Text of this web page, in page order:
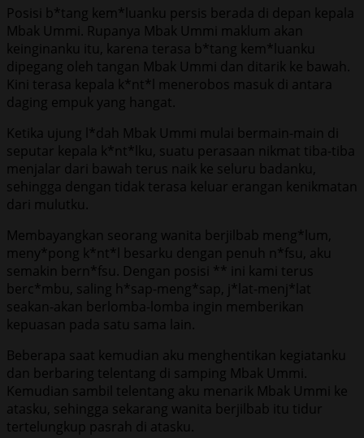
Posisi b*tang kem*luanku persis berada di depan kepala
Mbak Ummi. Rupanya Mbak Ummi maklum akan
keinginanku itu, karena terasa b*tang kem*luanku
dipegang oleh tangan Mbak Ummi dan ditarik ke bawah.
Kini terasa kepala k*nt*l menerobos masuk di antara
daging empuk yang hangat.
Ketika ujung l*dah Mbak Ummi mulai bermain-main di
seputar kepala k*nt*lku, suatu perasaan nikmat tiba-tiba
menjalar dari bawah terus naik ke seluru badanku,
sehingga dengan tidak terasa keluar erangan kenikmatan
dari mulutku.
Membayangkan seorang wanita berjilbab meng*lum,
meny*pong k*nt*l besarku dengan penuh n*fsu, aku
semakin bern*fsu. Dengan posisi ** ini kami terus
berc*mbu, saling h*sap-meng*sap, j*lat-menj*lat
seakan-akan berlomba-lomba ingin memberikan
kepuasan pada satu sama lain.
Beberapa saat kemudian aku menghentikan kegiatanku
dan berbaring telentang di samping Mbak Ummi.
Kemudian sambil telentang aku menarik Mbak Ummi ke
atasku, sehingga sekarang wanita berjilbab itu tidur
tertelungkup pasrah di atasku.